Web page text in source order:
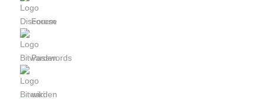
Forum
Passwords
wiki